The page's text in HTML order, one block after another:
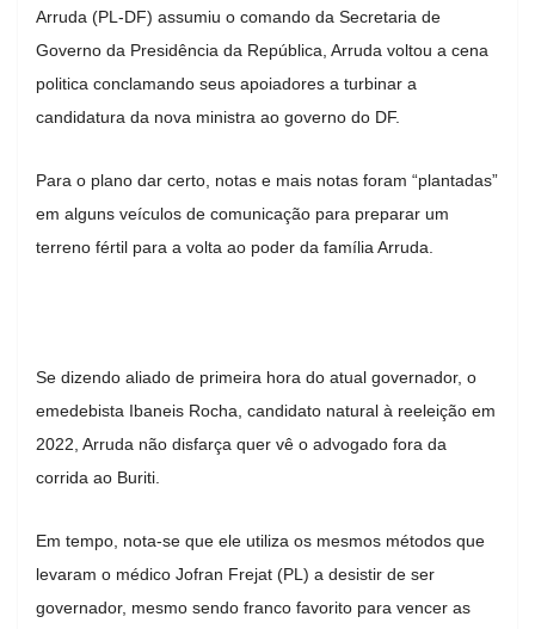
Arruda (PL-DF) assumiu o comando da Secretaria de
Governo da Presidência da República, Arruda voltou a cena
politica conclamando seus apoiadores a turbinar a
candidatura da nova ministra ao governo do DF.
Para o plano dar certo, notas e mais notas foram “plantadas”
em alguns veículos de comunicação para preparar um
terreno fértil para a volta ao poder da família Arruda.
Se dizendo aliado de primeira hora do atual governador, o
emedebista Ibaneis Rocha, candidato natural à reeleição em
2022, Arruda não disfarça quer vê o advogado fora da
corrida ao Buriti.
Em tempo, nota-se que ele utiliza os mesmos métodos que
levaram o médico Jofran Frejat (PL) a desistir de ser
governador, mesmo sendo franco favorito para vencer as